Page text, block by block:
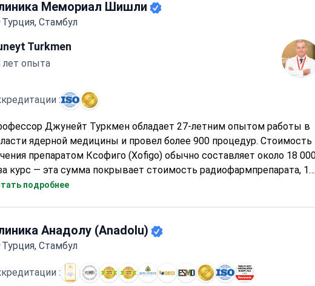
по Ксофиго Радий-223 с самым высоким рейтингом
Мемориал Шишли
Турция, Стамбул
Turkmen
:
Джунейт Туркмен обладает 27-летним опытом работы в
ядерной медицины и провел более 900 процедур. Стоимость
препаратом Ксофиго (Xofigo) обычно составляет около 18 000
курс — эта сумма покрывает стоимость радиофармпрепарата, 1
Туркмен является членом EANM и автором 86 научных
Анадолу (Anadolu)
Турция, Стамбул